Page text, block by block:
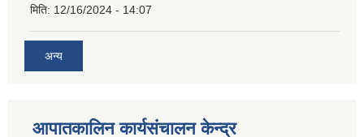
मिति: 12/16/2024 - 14:07
अन्य
आपातकालिन कार्यसंचालन केन्द्र